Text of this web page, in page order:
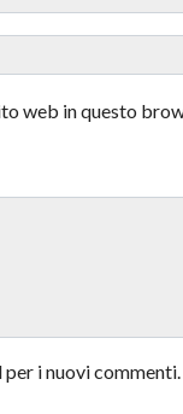
web in questo
i nuovi